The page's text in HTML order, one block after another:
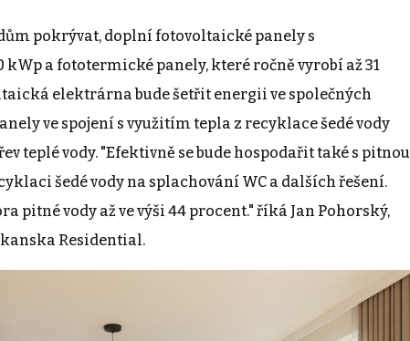
pokrývat, doplní fotovoltaické panely s
a fototermické panely, které ročně vyrobí až 31
elektrárna bude šetřit energii ve společných
ve spojení s využitím tepla z recyklace šedé vody
teplé vody. "Efektivně se bude hospodařit také s pitnou
šedé vody na splachování WC a dalších řešení.
pitné vody až ve výši 44 procent." říká Jan Pohorský,
Residential.